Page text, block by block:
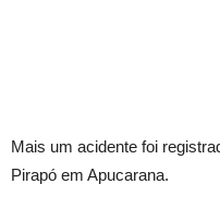
Mais um acidente foi
Pirapó em Apucarana.